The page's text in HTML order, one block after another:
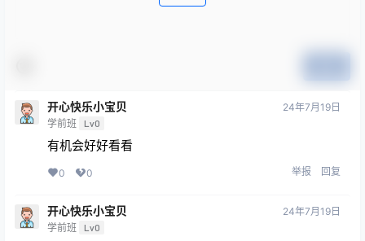
开心快乐小宝贝
学前班 Lv0
24年7月19日
有机会好好看看
0 0 举报 回复
开心快乐小宝贝
学前班 Lv0
24年7月19日